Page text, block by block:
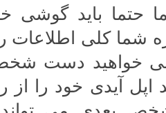
حتما باید گوشی
شما کلی
خواهید دست
اپل آیدی خود را